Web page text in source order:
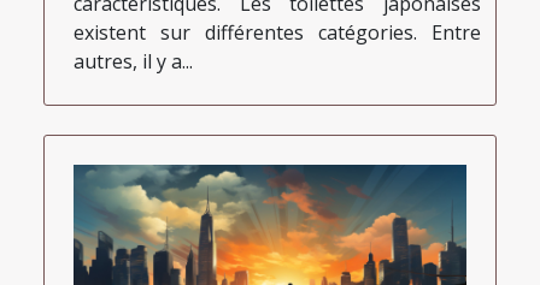
existent sur différentes catégories. Entre
autres, il y a...